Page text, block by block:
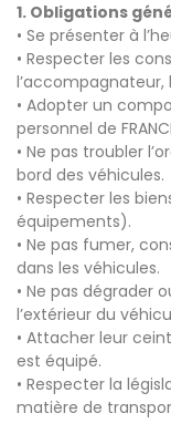
1. Obligations
• Se présenter à
• Respecter les
• Adopter un
personnel de
• Ne pas troubler
bord des véhicules.
• Respecter les
équipements).
• Ne pas fumer,
dans les véhicules.
• Ne pas dégrader
l’extérieur du
• Attacher leur
est équipé.
• Respecter la
matière de